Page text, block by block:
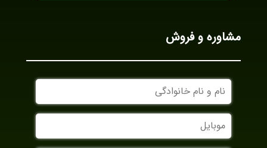
مشاوره و فروش
نام
و
نام
خانوادگی
موبایل